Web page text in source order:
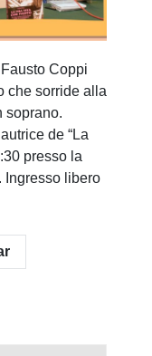
Coppi
che sorride alla
soprano.
de “La
presso la
Ingresso libero